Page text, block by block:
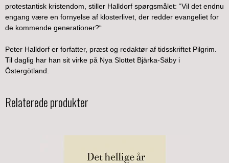
protestantisk kristendom, stiller Halldorf spørgsmålet: “Vil det endnu
engang være en fornyelse af klosterlivet, der redder evangeliet for
de kommende generationer?“
Peter Halldorf er forfatter, præst og redaktør af tidsskriftet Pilgrim.
Til daglig har han sit virke på Nya Slottet Bjärka-Säby i
Östergötland.
Relaterede produkter